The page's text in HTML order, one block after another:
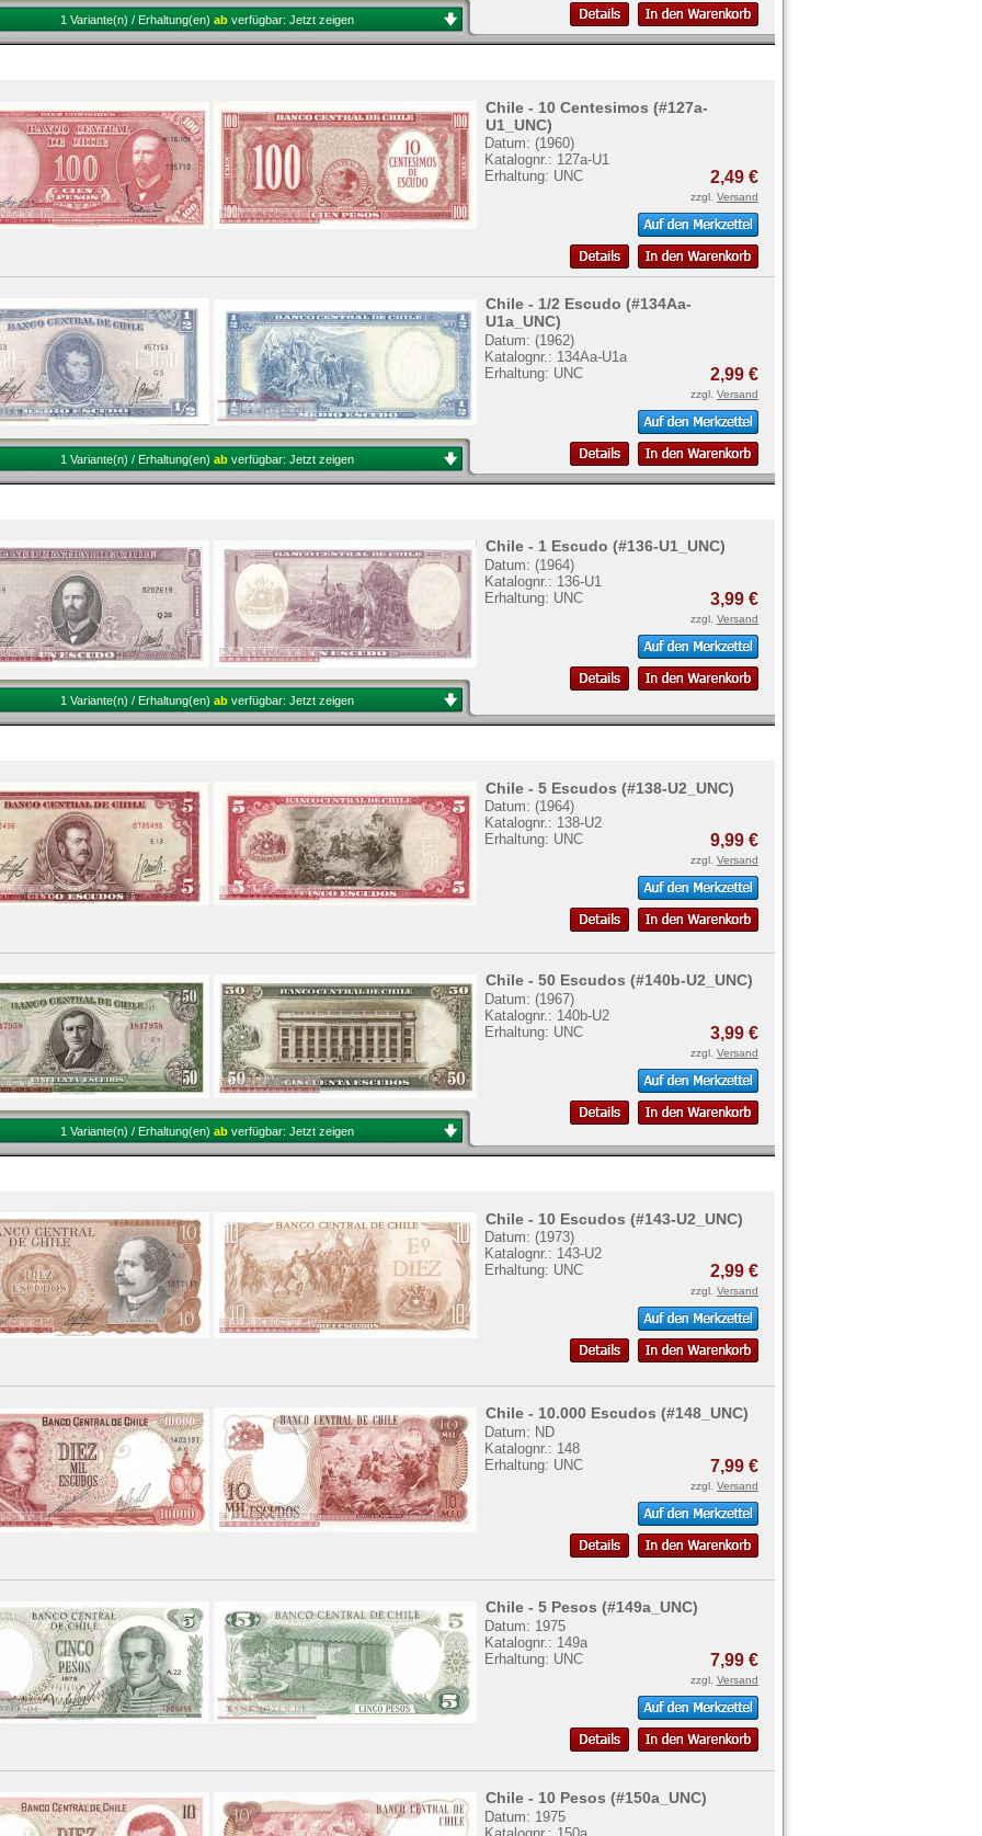
1 Variante(n) / Erhaltung(en) ab verfügbar: Jetzt zeigen
Chile - 10 Centesimos (#127a-
U1_UNC)
Datum: (1960)
Katalognr.: 127a-U1
Erhaltung: UNC
2,49 €
zzgl. Versand
Chile - 1/2 Escudo (#134Aa-
U1a_UNC)
Datum: (1962)
Katalognr.: 134Aa-U1a
Erhaltung: UNC
2,99 €
zzgl. Versand
1 Variante(n) / Erhaltung(en) ab verfügbar: Jetzt zeigen
Chile - 1 Escudo (#136-U1_UNC)
Datum: (1964)
Katalognr.: 136-U1
Erhaltung: UNC
3,99 €
zzgl. Versand
1 Variante(n) / Erhaltung(en) ab verfügbar: Jetzt zeigen
Chile - 5 Escudos (#138-U2_UNC)
Datum: (1964)
Katalognr.: 138-U2
Erhaltung: UNC
9,99 €
zzgl. Versand
Chile - 50 Escudos (#140b-U2_UNC)
Datum: (1967)
Katalognr.: 140b-U2
Erhaltung: UNC
3,99 €
zzgl. Versand
1 Variante(n) / Erhaltung(en) ab verfügbar: Jetzt zeigen
Chile - 10 Escudos (#143-U2_UNC)
Datum: (1973)
Katalognr.: 143-U2
Erhaltung: UNC
2,99 €
zzgl. Versand
Chile - 10.000 Escudos (#148_UNC)
Datum: ND
Katalognr.: 148
Erhaltung: UNC
7,99 €
zzgl. Versand
Chile - 5 Pesos (#149a_UNC)
Datum: 1975
Katalognr.: 149a
Erhaltung: UNC
7,99 €
zzgl. Versand
Chile - 10 Pesos (#150a_UNC)
Datum: 1975